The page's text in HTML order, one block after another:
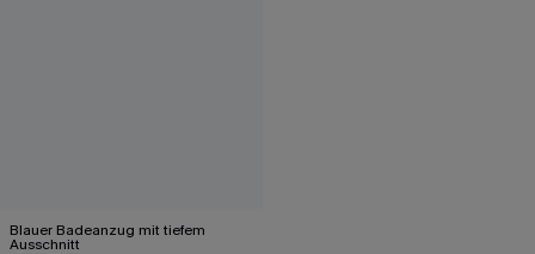
Blauer Badeanzug mit tiefem
Ausschnitt